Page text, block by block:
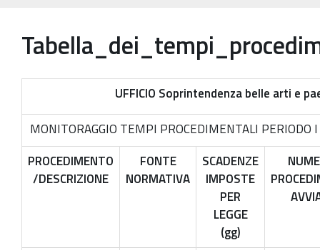
Ufficio Esportazione
Ufficio Tutela
Galleria
Contatti
UFFICIO Soprintendenza belle arti e
MONITORAGGIO TEMPI PROCEDIMENTALI
PROCEDIMENTO
/DESCRIZIONE
FONTE
NORMATIVA
SCADENZE
IMPOSTE
PER
LEGGE
(gg)